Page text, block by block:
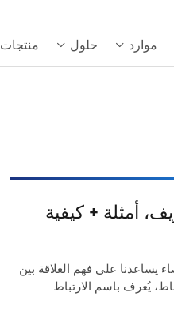
منتجات حلول موارد
أمثلة + كيفية
يساعدنا على فهم العلاقة بين
يُعرف باسم الارتباط